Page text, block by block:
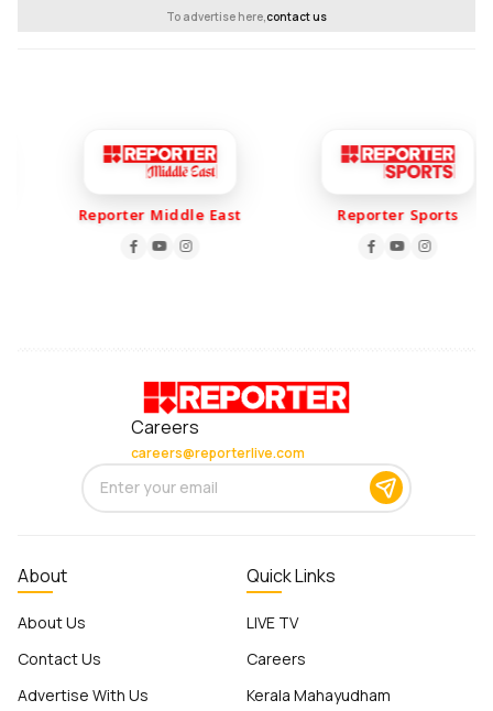
To advertise here,contact us
Reporter Middle East Reporter Sports
Careers
careers@reporterlive.com
About
About Us
Contact Us
Advertise With Us
Quick Links
LIVE TV
Careers
Kerala Mahayudham